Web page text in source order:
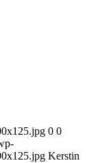
0 0
Kerstin